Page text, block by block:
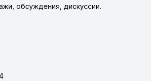
обсуждения, дискуссии.